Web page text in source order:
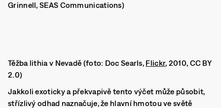
Grinnell, SEAS Communications)
Těžba lithia v Nevadě (foto: Doc Searls, Flickr, 2010, CC BY
2.0)
Jakkoli exoticky a překvapivě tento výčet může působit,
střízlivý odhad naznačuje, že hlavní hmotou ve světě